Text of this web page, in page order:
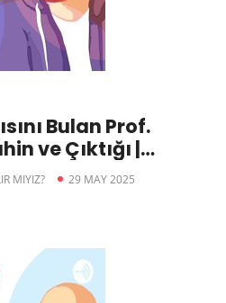
Bulan Prof.
ve Çıktığı |
miyiz?
MIYIZ? 29 MAY 2025